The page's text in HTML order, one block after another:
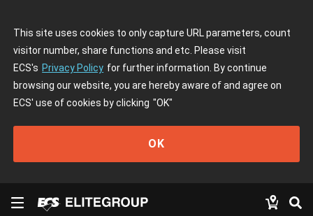
This site uses cookies to only capture URL parameters, count
visitor number, share functions and etc. Please visit
ECS's Privacy Policy for further information. By continue
browsing our website, you are hereby aware of and agree on
ECS' use of cookies by clicking "OK"
OK